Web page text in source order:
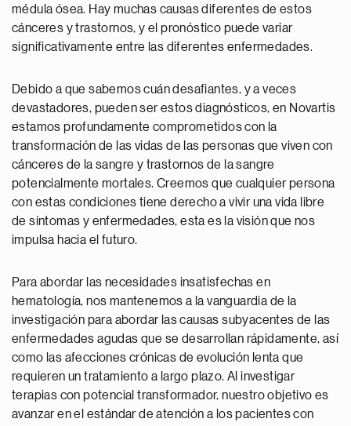
médula ósea. Hay muchas causas diferentes de estos
cánceres y trastornos, y el pronóstico puede variar
significativamente entre las diferentes enfermedades.
Debido a que sabemos cuán desafiantes, y a veces
devastadores, pueden ser estos diagnósticos, en Novartis
estamos profundamente comprometidos con la
transformación de las vidas de las personas que viven con
cánceres de la sangre y trastornos de la sangre
potencialmente mortales. Creemos que cualquier persona
con estas condiciones tiene derecho a vivir una vida libre
de síntomas y enfermedades, esta es la visión que nos
impulsa hacia el futuro.
Para abordar las necesidades insatisfechas en
hematología, nos mantenemos a la vanguardia de la
investigación para abordar las causas subyacentes de las
enfermedades agudas que se desarrollan rápidamente, así
como las afecciones crónicas de evolución lenta que
requieren un tratamiento a largo plazo. Al investigar
terapias con potencial transformador, nuestro objetivo es
avanzar en el estándar de atención a los pacientes con